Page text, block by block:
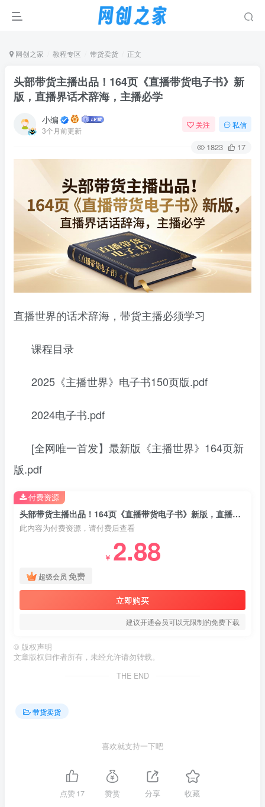
网创之家 教程专区 带货卖货 正文
头部带货主播出品！164页《直播带货电子书》新
版，直播界话术辞海，主播必学
小编
3个月前更新
关注 私信
1823 17
直播世界的话术辞海，带货主播必须学习
课程目录
2025《主播世界》电子书150页版.pdf
2024电子书.pdf
[全网唯一首发】最新版《主播世界》164页新
版.pdf
头部带货主播出品！164页《直播带货电子书》新版，直播界话术辞海，主播必学
此内容为付费资源，请付费后查看
￥ 2.88
超级会员 免费
立即购买
建议开通会员可以无限制的免费下载
付费资源
© 版权声明
文章版权归作者所有，未经允许请勿转载。
THE END
带货卖货
喜欢就支持一下吧
点赞17 赞赏 分享 收藏